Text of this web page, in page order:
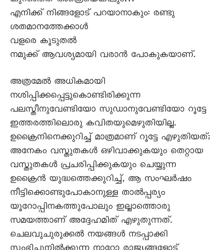
എനിക്ക് നിങ്ങളോട് പറയാനാകും: രണ്ടു
ശതമാനത്തേക്കാൾ
വളരെ കൂടുതൽ
നമുക്ക് ആവശ്യമായി വരാൻ പോകുകയാണ്.
അത്രമേൽ അധികമായി
നശിപ്പിക്കപ്പെട്ടുകൊണ്ടിരിക്കുന്ന
പലസ്തീനുവേണ്ടിയോ സുഡാനുവേണ്ടിയോ റൂട്ടേ
ഇത്തരത്തിലൊരു കവിതയുമെഴുതിയില്ല.
ഉക്രൈനിനെക്കുറിച്ച് മാത്രമാണ് റൂട്ടേ എഴുതിയത്;
അനേകം വസ്തുതകൾ ഒഴിവാക്കുകയും തെറ്റായ
വസ്തുതകൾ പ്രചരിപ്പിക്കുകയും ചെയ്യുന്ന
ഉക്രൈൻ യുദ്ധത്തെക്കുറിച്ച്, ആ സംഘർഷം
നീട്ടിക്കൊണ്ടുപോകാനുള്ള താൽപ്പര്യം
യൂറോപ്പിനകത്തുപോലും ഇല്ലാത്തൊരു
സമയത്താണ് അദ്ദേഹമിത് എഴുതുന്നത്.
ചെലവുചുരുക്കൽ നയങ്ങൾ നടപ്പാക്കി